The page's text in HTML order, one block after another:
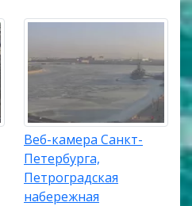
Веб-камера Санкт-
Петербурга,
Петроградская
набережная